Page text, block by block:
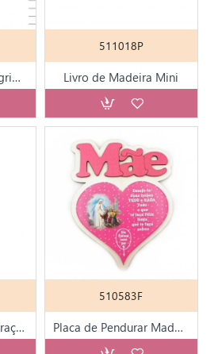
Placa de Madeira Lágrima de N. Sra. de Fátima
511018P
Livro de Madeira Mini
Placa de Madeira Coração 14x12cm
510583F
Placa de Pendurar Madeira Coração 18x14cm